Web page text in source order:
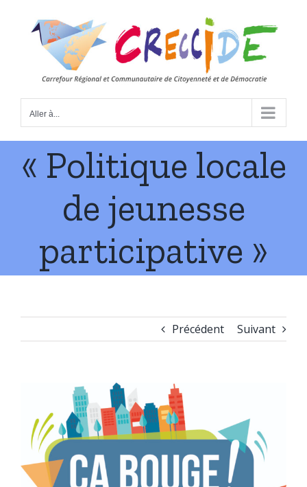
Aller à...
« Politique locale
de jeunesse
participative »
Précédent Suivant
l'image
agrandie